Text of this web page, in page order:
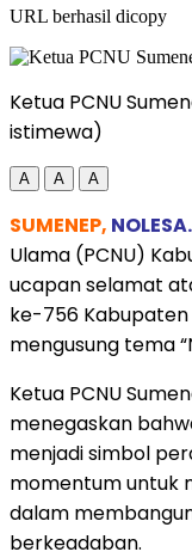
URL berhasil dicopy
Ketua PCNU
istimewa)
A A A
SUMENEP,
Ulama (PCNU)
ucapan selamat
ke-756
mengusung tema
Ketua PCNU
menegaskan
menjadi simbol
momentum untuk
dalam
berkeadaban.